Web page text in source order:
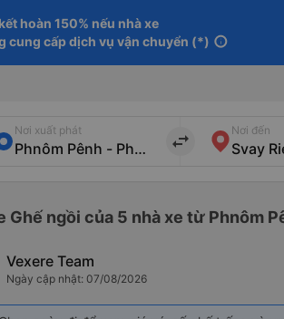
hoàn 150% nếu nhà xe
cung cấp dịch vụ vận chuyển (*) info
Nơi xuất phát
import_export
Nơi đến
Ghế ngồi của 5 nhà xe từ Phnôm
Vexere Team
Ngày cập nhật: 07/08/2026